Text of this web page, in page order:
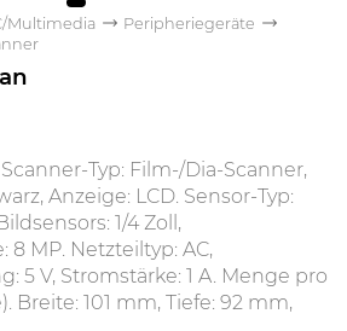
Multimedia
Peripheriegeräte
Typ: Film-/Dia-Scanner,
Anzeige: LCD. Sensor-Typ:
1/4 Zoll,
MP. Netzteiltyp: AC,
5 V, Stromstärke: 1 A. Menge pro
Breite: 101 mm, Tiefe: 92 mm,